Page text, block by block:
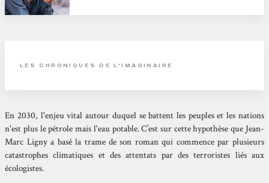
LES CHRONIQUES DE L'IMAGINAIRE
En 2030, l'enjeu vital autour duquel se battent les peuples et les nations
n'est plus le pétrole mais l'eau potable. C’est sur cette hypothèse que Jean-
Marc Ligny a basé la trame de son roman qui commence par plusieurs
catastrophes climatiques et des attentats par des terroristes liés aux
écologistes.